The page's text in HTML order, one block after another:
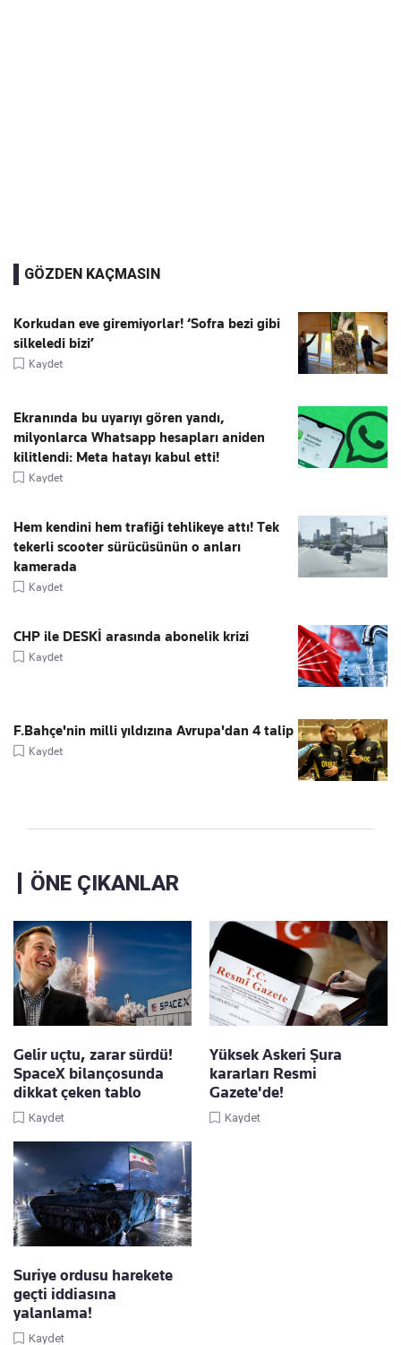
GÖZDEN KAÇMASIN
Korkudan eve giremiyorlar! ‘Sofra bezi gibi
silkeledi bizi’
Kaydet
Ekranında bu uyarıyı gören yandı,
milyonlarca Whatsapp hesapları aniden
kilitlendi: Meta hatayı kabul etti!
Kaydet
Hem kendini hem trafiği tehlikeye attı! Tek
tekerli scooter sürücüsünün o anları
kamerada
Kaydet
CHP ile DESKİ arasında abonelik krizi
Kaydet
F.Bahçe'nin milli yıldızına Avrupa'dan 4 talip
Kaydet
ÖNE ÇIKANLAR
Gelir uçtu, zarar sürdü!
SpaceX bilançosunda
dikkat çeken tablo
Kaydet
Yüksek Askeri Şura
kararları Resmi
Gazete'de!
Kaydet
Suriye ordusu harekete
geçti iddiasına
yalanlama!
Kaydet